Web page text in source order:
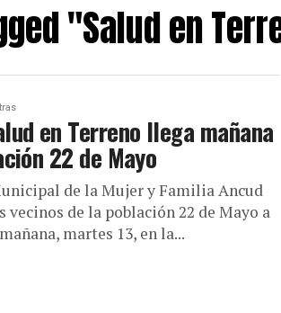
"Salud en
en Terreno llega mañana
22 de Mayo
de la Mujer y Familia Ancud
vecinos de la población 22 de Mayo a
martes 13, en la...